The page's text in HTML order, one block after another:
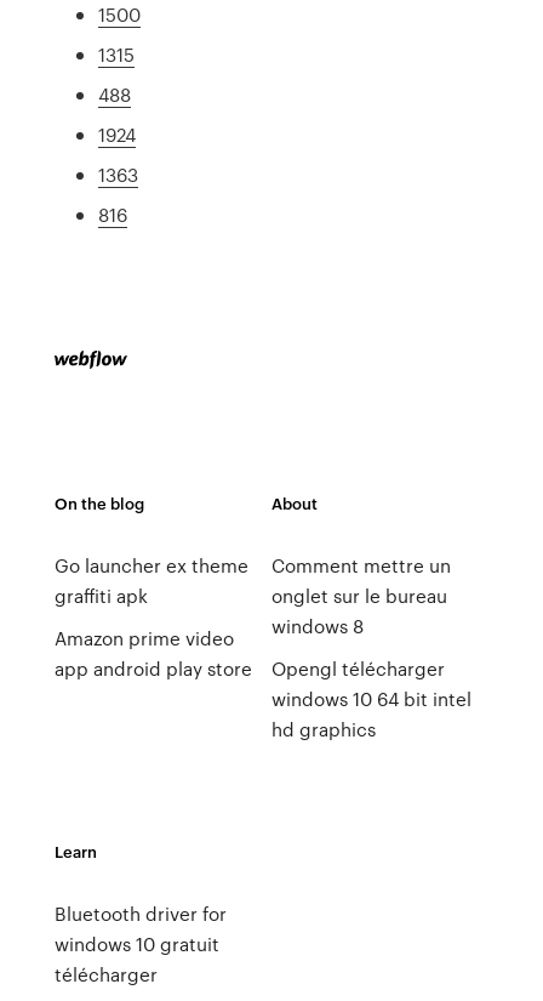
1500
1315
488
1924
1363
816
On the blog
Go launcher ex theme
graffiti apk
Amazon prime video
app android play store
About
Comment mettre un
onglet sur le bureau
windows 8
Opengl télécharger
windows 10 64 bit intel
hd graphics
Learn
Bluetooth driver for
windows 10 gratuit
télécharger